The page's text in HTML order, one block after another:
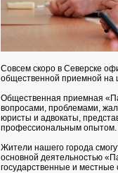
Совсем скоро в Северске
общественной приемной на
Общественная приемная
вопросами, проблемами,
юристы и адвокаты,
профессиональным опытом.
Жители нашего города
основной деятельностью
государственные и